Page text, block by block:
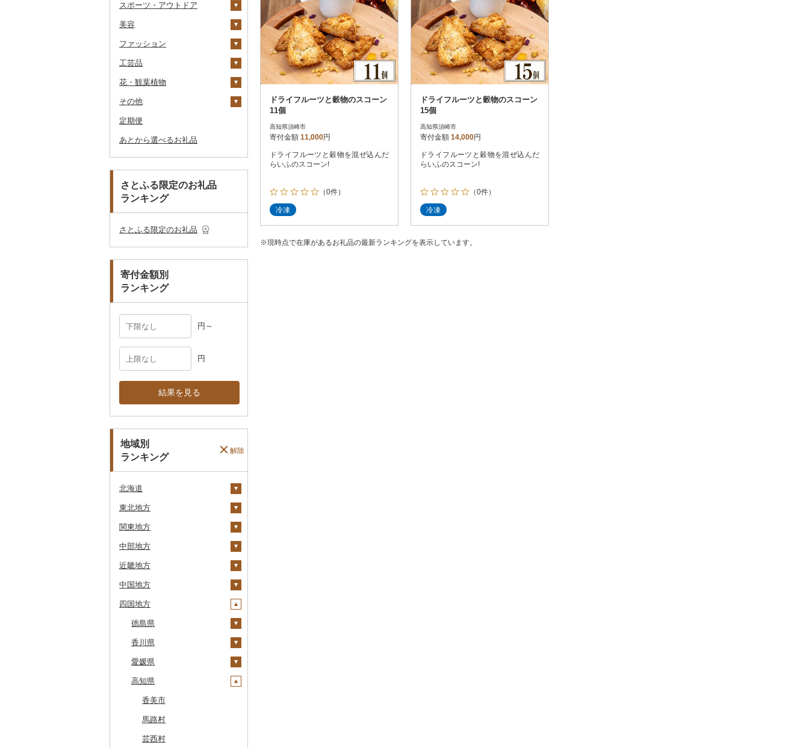
その他麺
その他鍋
スープ
豆腐・納豆
豆腐
漬物
キムチ
その他漬物
缶詰・瓶詰
肉
魚
ジャム
その他缶詰・瓶詰
乾物
燻製（スモーク）
おせち
その他加工品
酢
だし
食用油
オリーブオイル
ごま油
はちみつ
ドレッシング
その他調味料
ケチャップ
こしょう
その他調味料
パソコン・周辺機器
TV・オーディオ・カメラ
美容・健康家電
カー用品
時計
その他家電
その他旅行券
食事券
温泉・サウナ・スパ利用
券
GDOふるさとゴルフ
プレークーポン
その他のゴルフプレー
花火大会チケット
カタログギフト
家具・インテリア
机・テーブル
その他家具・インテリ
寝具
布団
毛布
タオルケット
タオル
その他タオル
文房具・印鑑
ボールペン
ノート・ファイル
その他文房具
食器
グラス・カップ
箸
スプーン・フォーク・
ナイフ
皿・椀
その他食器
キッチン用品
フライパン
鍋
まな板
土鍋
日用品
洗剤
トイレットペーパー
ティッシュ
その他日用品
楽器・器材
本・CD・DVD
おもちゃ・ぬいぐるみ
ご当地キャラクター
ペット用品
その他雑貨
スポーツ・アウトドア
ゴルフ
ゴルフボール
ゴルフウェア
その他ゴルフ
釣り
サイクリング
アウトドア・キャンプ
その他スポーツ
その他スポーツ
美容
スキンケア
洗顔
その他スキンケア
シャンプー・リンス
石鹸・ボディーソープ
入浴剤
アロマ
プロテイン
その他美容
ファッション
鞄・バッグ
トートバッグ・ショル
ツケース
その他鞄・バッグ
洋服
女性・レディース
子供・ベビー
その他洋服
和服
靴・履物
靴・シューズ
スリッパ・下駄・草履
その他靴・履物
アクセサリー
ペンダント・ネックレ
ス
ピアス・イヤリング
その他アクセサリー
その他服飾小物
ショール・ストール
マフラー・手袋
工芸品
織物
本場奄美大島紬
陶器・漆器
唐津焼
備前焼
美濃焼
村上木彫堆朱
その他装飾品・工芸品
数珠
工芸品
播州そろばん
美濃和紙
花・観葉植物
観葉植物・苗木
花
胡蝶蘭
造花・プリザーブドフ
ラワー
その他花
盆栽・その他
その他
地域サービス
その他
定期便
あとから選べるお礼品
さとふる限定のお礼品
ランキング
さとふる限定のお礼品
寄付金額別
ランキング
円～
円
結果を見る
地域別
ランキング
解除
北海道
安平町
八雲町
鹿部町
江差町
白老町
せたな町
旭川市
森町
稚内市
標津町
清里町
北斗市
留萌市
東北地方
青森県
十和田市
大鰐町
南部町
五戸町
藤崎町
六ヶ所村
東北町
三戸町
東通村
黒石市
おいらせ町
岩手県
宮古市
軽米町
岩手町
矢巾町
釜石市
野田村
普代村
一戸町
陸前高田市
紫波町
宮城県
柴田町
色麻町
丸森町
大衡村
加美町
利府町
白石市
登米市
山元町
秋田県
大潟村
横手市
能代市
小坂町
仙北市
井川町
潟上市
三種町
山形県
村山市
尾花沢市
上山市
河北町
酒田市
新庄市
長井市
福島県
天栄村
広野町
鏡石町
須賀川市
小野町
棚倉町
関東地方
茨城県
土浦市
取手市
つくば市
稲敷市
潮来市
五霞町
北茨城市
境町
かすみがうら市
牛久市
栃木県
那須塩原市
市貝町
塩谷町
上三川町
佐野市
真岡市
高根沢町
大田原市
栃木市
群馬県
榛東村
下仁田町
玉村町
安中市
川場村
昭和村
甘楽町
明和町
埼玉県
春日部市
蕨市
戸田市
毛呂山町
久喜市
ふじみ野市
川島町
千葉県
勝浦市
袖ケ浦市
我孫子市
長柄町
芝山町
八千代市
東京都
八王子市
日野市
昭島市
武蔵村山市
葛飾区
神奈川県
南足柄市
松田町
大井町
中井町
中部地方
新潟県
十日町市
弥彦村
阿賀町
出雲崎町
魚沼市
佐渡市
燕市
南魚沼市
関川村
富山県
射水市
氷見市
朝日町
高岡市
魚津市
砺波市
入善町
黒部市
石川県
羽咋市
七尾市
白山市
穴水町
輪島市
中能登町
石川県（県庁）
福井県
美浜町
小浜市
越前町
若狭町
鯖江市
高浜町
山梨県
富士吉田市
甲斐市
山梨市
富士川町
大月市
長野県
高森町
御代田町
飯田市
青木村
岐阜県
養老町
八百津町
池田町
静岡県
下田市
静岡市
愛知県
清須市
近畿地方
三重県
鈴鹿市
伊賀市
木曽岬町
多気町
松阪市
桑名市
志摩市
明和町
滋賀県
長浜市
高島市
草津市
近江八幡市
竜王町
甲賀市
湖南市
京都府
宮津市
伊根町
与謝野町
福知山市
亀岡市
城陽市
大阪府
茨木市
豊能町
枚方市
河内長野市
泉佐野市
兵庫県
上郡町
神河町
小野市
太子町
奈良県
曽爾村
河合町
宇陀市
和歌山県
湯浅町
有田市
中国地方
鳥取県
鳥取県（県庁）
米子市
大山町
琴浦町
日野町
鳥取市
北栄町
島根県
雲南市
海士町
津和野町
飯南町
安来市
知夫村
岡山県
津山市
西粟倉村
久米南町
真庭市
新見市
広島県
安芸太田町
世羅町
大竹市
廿日市市
山口県
柳井市
平生町
山口県（県庁）
四国地方
徳島県
阿波市
牟岐町
那賀町
三好市
鳴門市
藍住町
香川県
高松市
直島町
さぬき市
多度津町
三豊市
愛媛県
今治市
鬼北町
西予市
八幡浜市
高知県
香美市
馬路村
芸西村
ドライフルーツと穀物のスコーン
11個
高知県須崎市
寄付金額 11,000円
ドライフルーツと穀物を混ぜ込んだ
らいふのスコーン!
（0件）
冷凍
ドライフルーツと穀物のスコーン
15個
高知県須崎市
寄付金額 14,000円
ドライフルーツと穀物を混ぜ込んだ
らいふのスコーン!
（0件）
冷凍
※現時点で在庫があるお礼品の最新ランキングを表示しています。